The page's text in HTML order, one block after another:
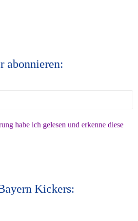
abonnieren:
habe ich gelesen und erkenne diese
Kickers: